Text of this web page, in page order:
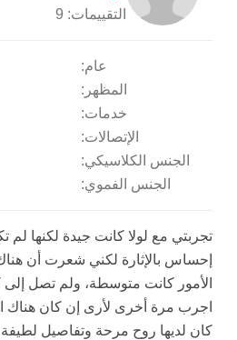
التقييمات: 9
عام:
المظهر:
خدمات:
الإتصالات:
الجنس الكلاسيكي:
الجنس الفموي:
تجربتي مع لولا كانت جيدة لكنها لم
إحساس بالإثارة لكني شعرت أن
الأمور كانت متوسطة، ولم تصل
اجرب مرة أخرى لأرى إن كان هناك
كان لديها روح مرحة وتفاصيل